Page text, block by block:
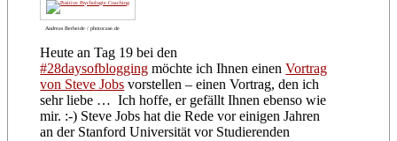
Andreas Berheide / photocase.de
Heute an Tag 19 bei den
#28daysofblogging möchte ich Ihnen einenVortrag
von Steve Jobs vorstellen – einen Vortrag, den ich
sehr liebe … Ich hoffe, er gefällt Ihnen ebenso wie
mir. :-) Steve Jobs hat die Rede vor einigen Jahren
an der Stanford Universität vor Studierenden